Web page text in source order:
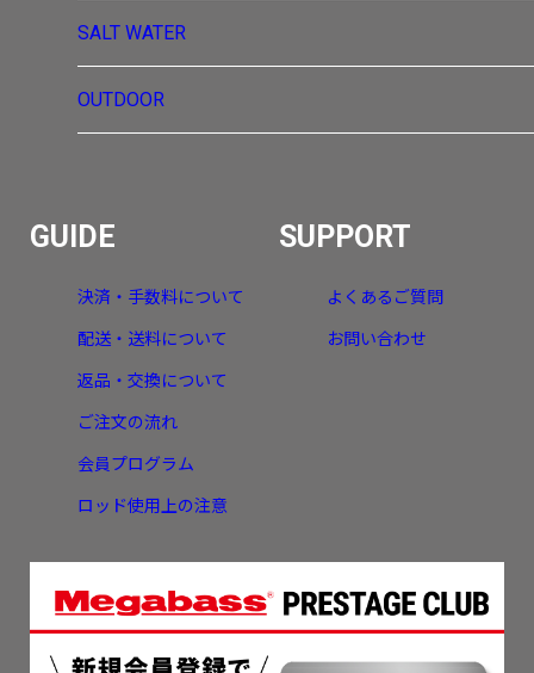
SALT WATER
OUTDOOR
GUIDE
決済・手数料について
配送・送料について
返品・交換について
ご注文の流れ
会員プログラム
ロッド使用上の注意
SUPPORT
よくあるご質問
お問い合わせ